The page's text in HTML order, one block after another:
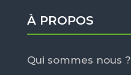
À PROPOS
Qui sommes nous ?